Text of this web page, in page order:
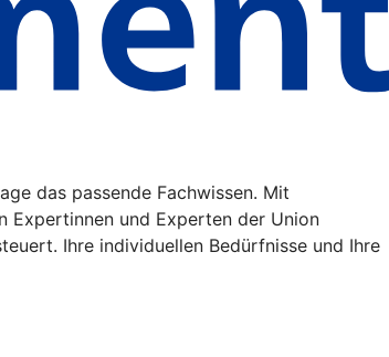
das passende Fachwissen. Mit
Expertinnen und Experten der Union
Ihre individuellen Bedürfnisse und Ihre